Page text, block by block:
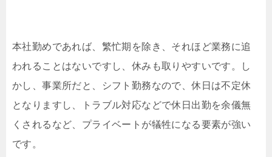
本社勤めであれば、繁忙期を除き、それほど業務に追
われることはないですし、休みも取りやすいです。し
かし、事業所だと、シフト勤務なので、休日は不定休
となりますし、トラブル対応などで休日出勤を余儀無
くされるなど、プライベートが犠牲になる要素が強い
です。